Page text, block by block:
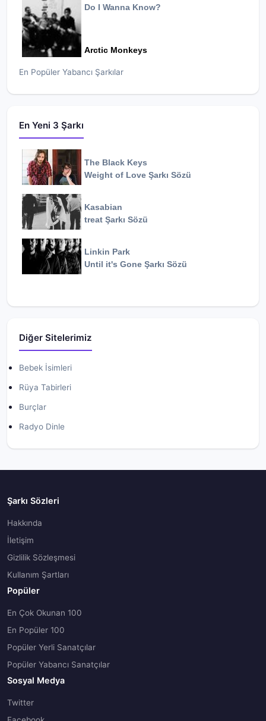
Do I Wanna Know?
Arctic Monkeys
En Popüler Yabancı Şarkılar
En Yeni 3 Şarkı
The Black Keys
Weight of Love Şarkı Sözü
Kasabian
treat Şarkı Sözü
Linkin Park
Until it's Gone Şarkı Sözü
Diğer Sitelerimiz
Bebek İsimleri
Rüya Tabirleri
Burçlar
Radyo Dinle
Şarkı Sözleri
Hakkında
İletişim
Gizlilik Sözleşmesi
Kullanım Şartları
Popüler
En Çok Okunan 100
En Popüler 100
Popüler Yerli Sanatçılar
Popüler Yabancı Sanatçılar
Sosyal Medya
Twitter